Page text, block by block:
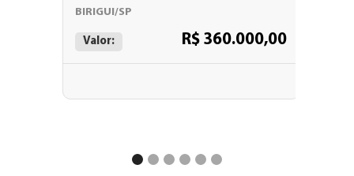
BIRIGUI/SP
Valor: R$ 360.000,00